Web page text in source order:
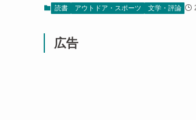
読書 アウトドア・スポーツ 文学・評論
広告